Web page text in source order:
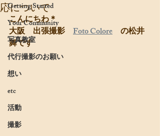
Getting Started
Your Community
写真教室
代行撮影のお願い
想い
etc
活動
撮影
応について
こんにちわ＊
大阪　出張撮影 Foto Colore の松井
舞です